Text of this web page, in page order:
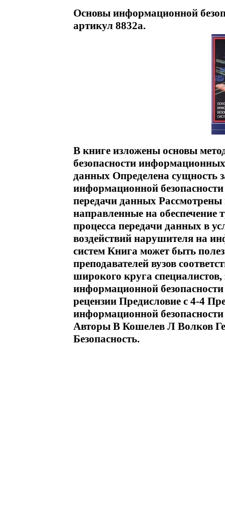
Основы информационной
артикул 8832a.
В книге изложены основы
безопасности
данных Определена сущность
информационной
передачи данных Рассмотрены
направленные на обеспечение
процесса передачи данных в
воздействий нарушителя на
систем Книга может быть
преподавателей вузов
широкого круга специалистов,
информационной
рецензии Предисловие c 4-4
информационной
Авторы В Кошелев Л Волков
Безопасность.